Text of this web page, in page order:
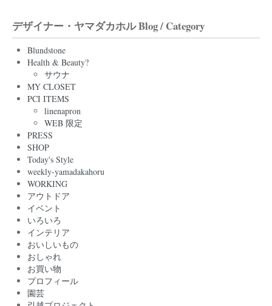
デザイナー・ヤマダカホル Blog / Category
Blundstone
Health & Beauty?
サウナ
MY CLOSET
PCI ITEMS
linenapron
WEB 限定
PRESS
SHOP
Today's Style
weekly-yamadakahoru
WORKING
アウトドア
イベント
いろいろ
インテリア
おいしいもの
おしゃれ
お買い物
プロフィール
園芸